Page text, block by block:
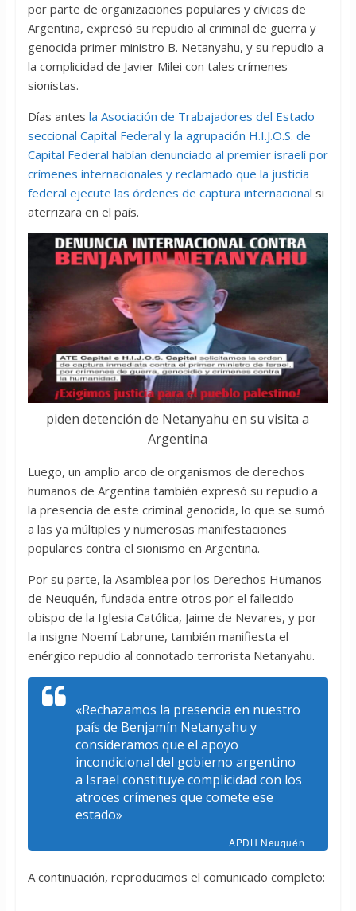
por parte de organizaciones populares y cívicas de
Argentina, expresó su repudio al criminal de guerra y
genocida primer ministro B. Netanyahu, y su repudio a
la complicidad de Javier Milei con tales crímenes
sionistas.
Días antes la Asociación de Trabajadores del Estado
seccional Capital Federal y la agrupación H.I.J.O.S. de
Capital Federal habían denunciado al premier israelí por
crímenes internacionales y reclamado que la justicia
federal ejecute las órdenes de captura internacional si
aterrizara en el país.
piden detención de Netanyahu en su visita a
Argentina
Luego, un amplio arco de organismos de derechos
humanos de Argentina también expresó su repudio a
la presencia de este criminal genocida, lo que se sumó
a las ya múltiples y numerosas manifestaciones
populares contra el sionismo en Argentina.
Por su parte, la Asamblea por los Derechos Humanos
de Neuquén, fundada entre otros por el fallecido
obispo de la Iglesia Católica, Jaime de Nevares, y por
la insigne Noemí Labrune, también manifiesta el
enérgico repudio al connotado terrorista Netanyahu.
«Rechazamos la presencia en nuestro
país de Benjamín Netanyahu y
consideramos que el apoyo
incondicional del gobierno argentino
a Israel constituye complicidad con los
atroces crímenes que comete ese
estado»
APDH Neuquén
A continuación, reproducimos el comunicado completo: